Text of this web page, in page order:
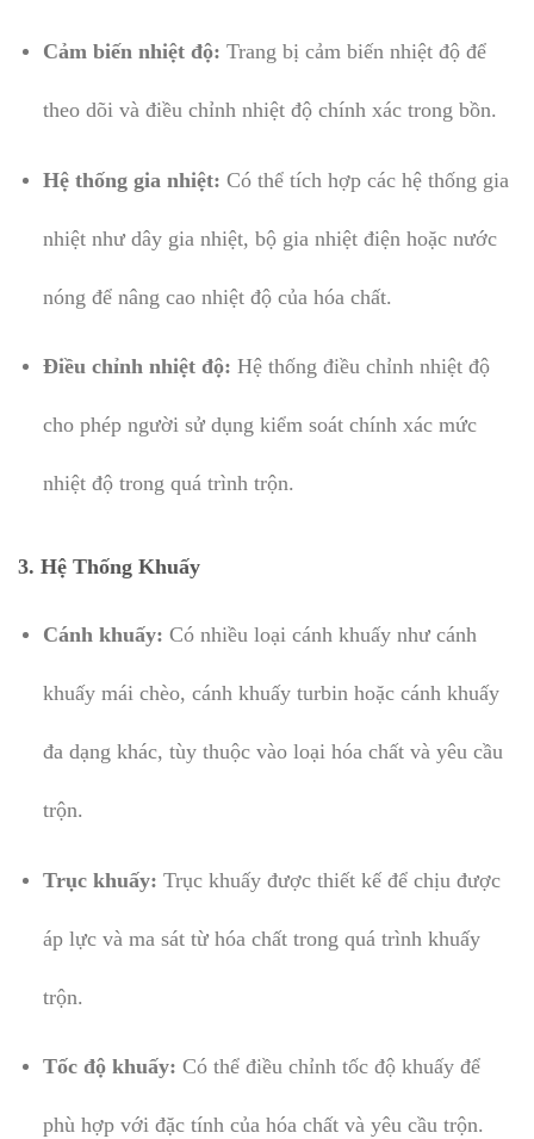
Cảm biến nhiệt độ: Trang bị cảm biến nhiệt độ để
theo dõi và điều chỉnh nhiệt độ chính xác trong bồn.
Hệ thống gia nhiệt: Có thể tích hợp các hệ thống gia
nhiệt như dây gia nhiệt, bộ gia nhiệt điện hoặc nước
nóng để nâng cao nhiệt độ của hóa chất.
Điều chỉnh nhiệt độ: Hệ thống điều chỉnh nhiệt độ
cho phép người sử dụng kiểm soát chính xác mức
nhiệt độ trong quá trình trộn.
3. Hệ Thống Khuấy
Cánh khuấy: Có nhiều loại cánh khuấy như cánh
khuấy mái chèo, cánh khuấy turbin hoặc cánh khuấy
đa dạng khác, tùy thuộc vào loại hóa chất và yêu cầu
trộn.
Trục khuấy: Trục khuấy được thiết kế để chịu được
áp lực và ma sát từ hóa chất trong quá trình khuấy
trộn.
Tốc độ khuấy: Có thể điều chỉnh tốc độ khuấy để
phù hợp với đặc tính của hóa chất và yêu cầu trộn.